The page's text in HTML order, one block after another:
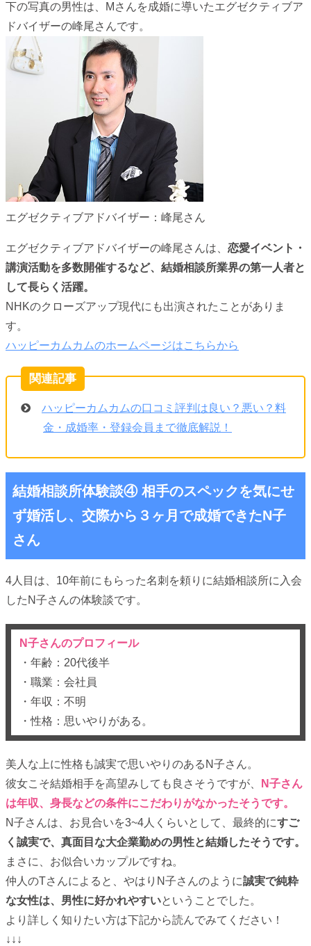
下の写真の男性は、Mさんを成婚に導いたエグゼクティブア
ドバイザーの峰尾さんです。
エグゼクティブアドバイザー：峰尾さん
エグゼクティブアドバイザーの峰尾さんは、 恋愛イベント・
講演活動を多数開催するなど、結婚相談所業界の第一人者と
して長らく活躍。
NHKのクローズアップ現代にも出演されたことがありま
す。
ハッピーカムカムのホームページはこちらから
ハッピーカムカムの口コミ評判は良い？悪い？料
金・成婚率・登録会員まで徹底解説！
結婚相談所体験談④ 相手のスペックを気にせ
ず婚活し、交際から３ヶ月で成婚できたN子
さん
4人目は、10年前にもらった名刺を頼りに結婚相談所に入会
したN子さんの体験談です。
N子さんのプロフィール
・年齢：20代後半
・職業：会社員
・年収：不明
・性格：思いやりがある。
美人な上に性格も誠実で思いやりのあるN子さん。
彼女こそ結婚相手を高望みしても良さそうですが、
N子さん
は年収、身長などの条件にこだわりがなかったそうです。
N子さんは、お見合いを3~4人くらいとして、最終的にすご
く誠実で、真面目な大企業勤めの男性と結婚したそうです。
まさに、お似合いカップルですね。
仲人のTさんによると、やはりN子さんのように誠実で純粋
な女性は、男性に好かれやすいということでした。
より詳しく知りたい方は下記から読んでみてください！
↓↓↓